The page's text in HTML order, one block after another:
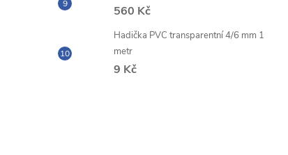
560 Kč
Hadička PVC transparentní 4/6 mm 1
metr
9 Kč